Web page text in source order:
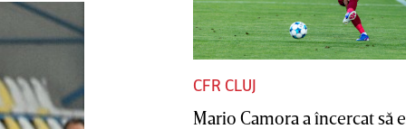
CFR CLUJ
Mario Camora a încercat să